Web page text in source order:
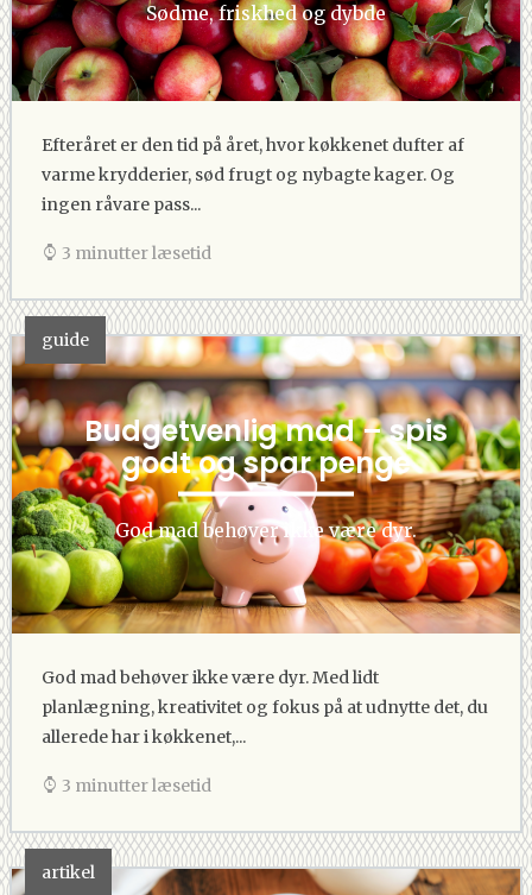
Sødme, friskhed og dybde
Efteråret er den tid på året, hvor køkkenet dufter af
varme krydderier, sød frugt og nybagte kager. Og
ingen råvare pass...
3 minutter læsetid
guide
Budgetvenlig mad – spis
godt og spar penge
God mad behøver ikke være dyr.
God mad behøver ikke være dyr. Med lidt
planlægning, kreativitet og fokus på at udnytte det, du
allerede har i køkkenet,...
3 minutter læsetid
artikel